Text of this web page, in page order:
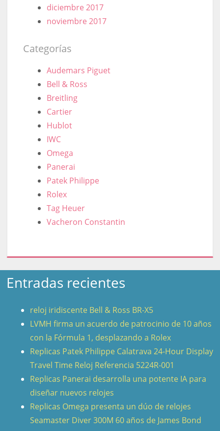
diciembre 2017
noviembre 2017
Categorías
Audemars Piguet
Bell & Ross
Breitling
Cartier
Hublot
IWC
Omega
Panerai
Patek Philippe
Rolex
Tag Heuer
Vacheron Constantin
Entradas recientes
reloj iridiscente Bell & Ross BR-X5
LVMH firma un acuerdo de patrocinio de 10 años
con la Fórmula 1, desplazando a Rolex
Replicas Patek Philippe Calatrava 24-Hour Display
Travel Time Reloj Referencia 5224R-001
Replicas Panerai desarrolla una potente IA para
diseñar nuevos relojes
Replicas Omega presenta un dúo de relojes
Seamaster Diver 300M 60 años de James Bond